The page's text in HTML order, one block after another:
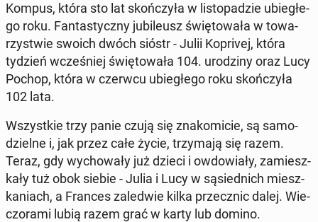
Kompus, która sto lat skoń­czy­ła w li­sto­pa­dzie ubie­głe­
go roku. Fan­ta­stycz­ny ju­bi­le­usz świę­to­wa­ła w to­wa­
rzy­stwie swoich dwóch sióstr - Julii Ko­pri­vej, która
tydzień wcze­śniej świę­to­wa­ła 104. uro­dzi­ny oraz Lucy
Pochop, która w czerwcu ubie­głe­go roku skoń­czy­ła
102 lata.
Wszyst­kie trzy panie czują się zna­ko­mi­cie, są sa­mo­
dziel­ne i, jak przez całe życie, trzy­ma­ją się razem.
Teraz, gdy wy­cho­wa­ły już dzieci i owdo­wia­ły, za­miesz­
ka­ły tuż obok siebie - Julia i Lucy w są­sied­nich miesz­
ka­niach, a Frances za­le­d­wie kilka prze­cznic dalej. Wie­
czo­ra­mi lubią razem grać w karty lub domino.